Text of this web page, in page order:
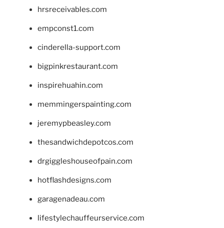
hrsreceivables.com
empconst1.com
cinderella-support.com
bigpinkrestaurant.com
inspirehuahin.com
memmingerspainting.com
jeremypbeasley.com
thesandwichdepotcos.com
drgiggleshouseofpain.com
hotflashdesigns.com
garagenadeau.com
lifestylechauffeurservice.com